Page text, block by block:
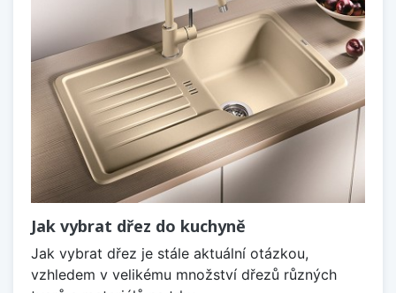
Jak vybrat dřez do kuchyně
Jak vybrat dřez je stále aktuální otázkou,
vzhledem v velikému množství dřezů různých